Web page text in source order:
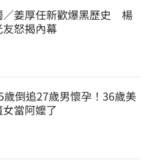
／姜厚任新歡爆黑歷史　楊
友怒揭內幕
歲倒追27歲男懷孕！36歲美
女當阿嬤了